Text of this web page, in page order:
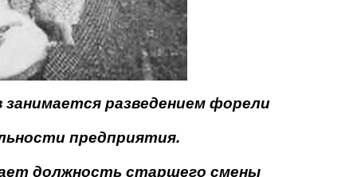
разведением форели
предприятия.
должность старшего смены